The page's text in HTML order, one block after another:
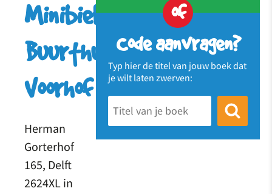
of
Code aanvragen?
Typ hier de titel van jouw boek dat
je wilt laten zwerven:
Minibieb
Buurthuis
Voorhof
Herman
Gorterhof
165, Delft
2624XL in